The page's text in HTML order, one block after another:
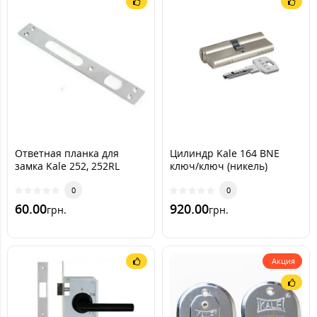
Ответная планка для
замка Kale 252, 252RL
0
60.00грн.
Цилиндр Kale 164 BNE
ключ/ключ (никель)
0
920.00грн.
Акция